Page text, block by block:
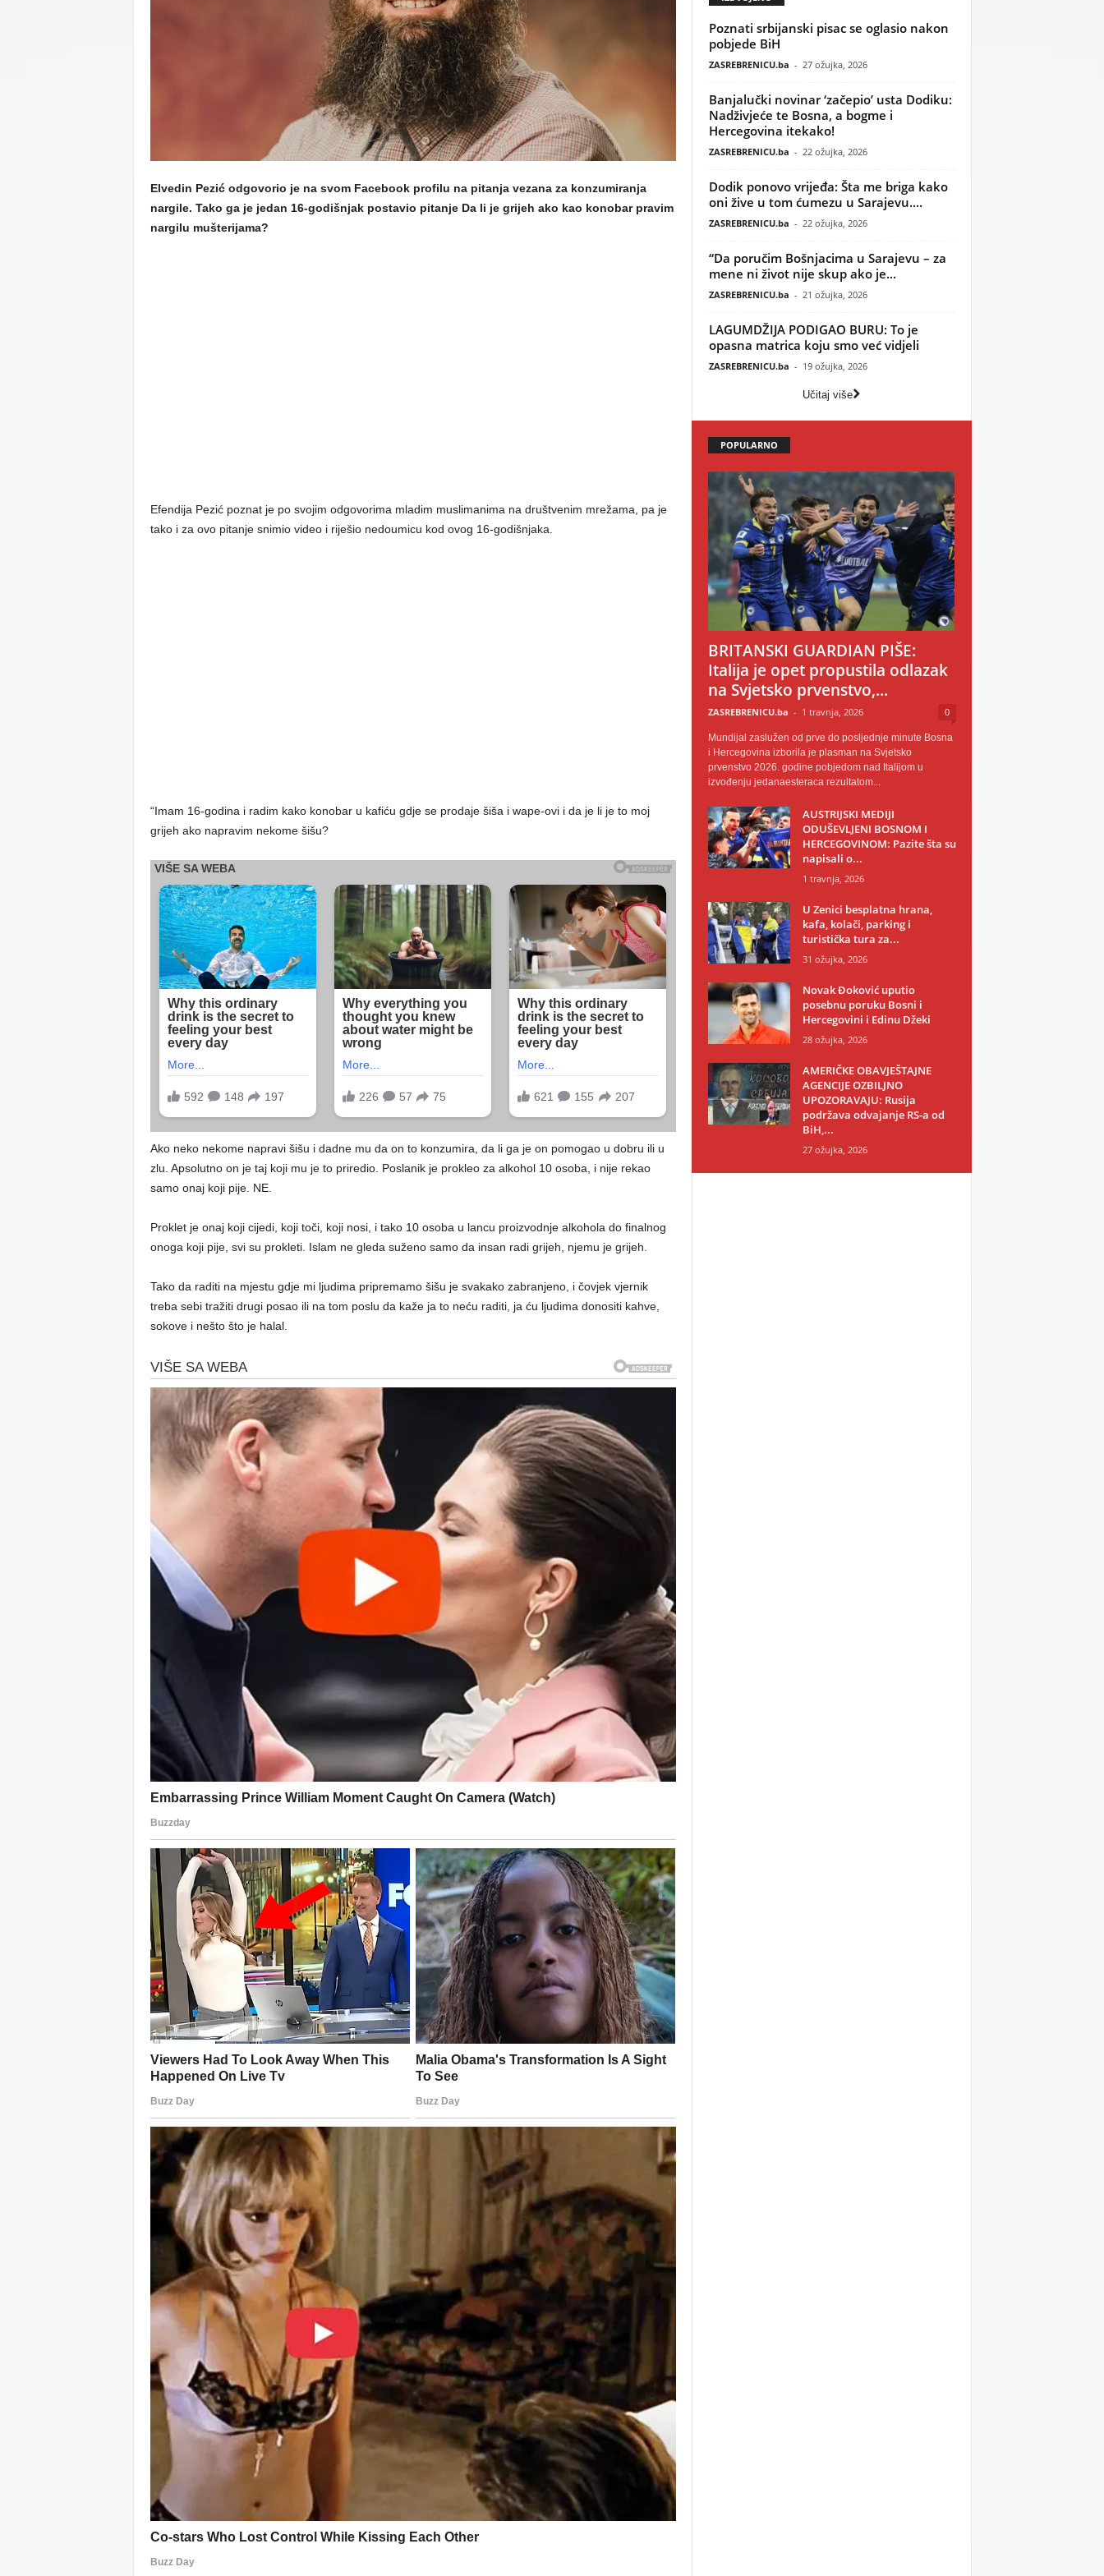
Elvedin Pezić odgovorio je na svom Facebook profilu na pitanja vezana za konzumiranja
nargile. Tako ga je jedan 16-godišnjak postavio pitanje Da li je grijeh ako kao konobar pravim
nargilu mušterijama?
Efendija Pezić poznat je po svojim odgovorima mladim muslimanima na društvenim mrežama, pa je
tako i za ovo pitanje snimio video i riješio nedoumicu kod ovog 16-godišnjaka.
“Imam 16-godina i radim kako konobar u kafiću gdje se prodaje šiša i wape-ovi i da je li je to moj
grijeh ako napravim nekome šišu?
Ako neko nekome napravi šišu i dadne mu da on to konzumira, da li ga je on pomogao u dobru ili u
zlu. Apsolutno on je taj koji mu je to priredio. Poslanik je prokleo za alkohol 10 osoba, i nije rekao
samo onaj koji pije. NE.
Proklet je onaj koji cijedi, koji toči, koji nosi, i tako 10 osoba u lancu proizvodnje alkohola do finalnog
onoga koji pije, svi su prokleti. Islam ne gleda suženo samo da insan radi grijeh, njemu je grijeh.
Tako da raditi na mjestu gdje mi ljudima pripremamo šišu je svakako zabranjeno, i čovjek vjernik
treba sebi tražiti drugi posao ili na tom poslu da kaže ja to neću raditi, ja ću ljudima donositi kahve,
sokove i nešto što je halal.
Poznati srbijanski pisac se oglasio nakon
pobjede BiH
ZASREBRENICU.ba - 27 ožujka, 2026
Banjalučki novinar ‘začepio’ usta Dodiku:
Nadživjeće te Bosna, a bogme i
Hercegovina itekako!
ZASREBRENICU.ba - 22 ožujka, 2026
Dodik ponovo vrijeđa: Šta me briga kako
oni žive u tom ćumezu u Sarajevu....
ZASREBRENICU.ba - 22 ožujka, 2026
“Da poručim Bošnjacima u Sarajevu – za
mene ni život nije skup ako je...
ZASREBRENICU.ba - 21 ožujka, 2026
LAGUMDŽIJA PODIGAO BURU: To je
opasna matrica koju smo već vidjeli
ZASREBRENICU.ba - 19 ožujka, 2026
Učitaj više
POPULARNO
BRITANSKI GUARDIAN PIŠE:
Italija je opet propustila odlazak
na Svjetsko prvenstvo,...
ZASREBRENICU.ba - 1 travnja, 2026 0
Mundijal zaslužen od prve do posljednje minute Bosna
i Hercegovina izborila je plasman na Svjetsko
prvenstvo 2026. godine pobjedom nad Italijom u
izvođenju jedanaesteraca rezultatom...
AUSTRIJSKI MEDIJI
ODUŠEVLJENI BOSNOM I
HERCEGOVINOM: Pazite šta su
napisali o...
1 travnja, 2026
U Zenici besplatna hrana,
kafa, kolači, parking i
turistička tura za...
31 ožujka, 2026
Novak Đoković uputio
posebnu poruku Bosni i
Hercegovini i Edinu Džeki
28 ožujka, 2026
AMERIČKE OBAVJEŠTAJNE
AGENCIJE OZBILJNO
UPOZORAVAJU: Rusija
podržava odvajanje RS-a od
BiH,...
27 ožujka, 2026